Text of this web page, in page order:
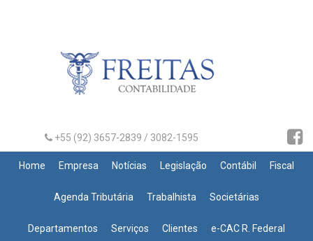
+55 (92) 3657-2839 / 3082-1595
Home Empresa Notícias Legislação Contábil Fiscal
Agenda Tributária Trabalhista Societárias
Departamentos Serviços Clientes e-CAC R. Federal